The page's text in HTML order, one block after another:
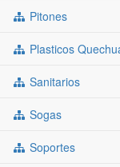
Pitones
Plasticos
Sanitarios
Sogas
Soportes